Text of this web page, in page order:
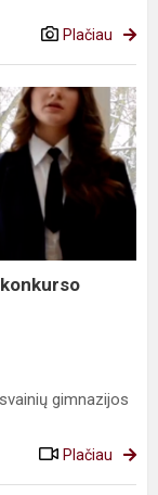
Plačiau
gimnazijos
Plačiau